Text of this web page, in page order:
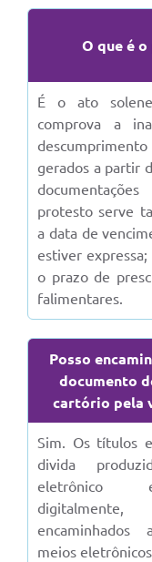
Conselhos Municipais
Cadastro de voluntários
Central de Serviço
Consulta Pública:
Contas Públicas
Creches
Cronograma coleta de
Banco do Povo
Biblioteca
Bancos conveniados e
Bolsas de estudo da
Defesa Civil
O que é
É o ato
comprova a
gerados a partir
protesto serve
a data de
estiver
o prazo de
falimentares.
Posso
documento
cartório pela
Sim. Os títulos
divida
eletrônico
meios